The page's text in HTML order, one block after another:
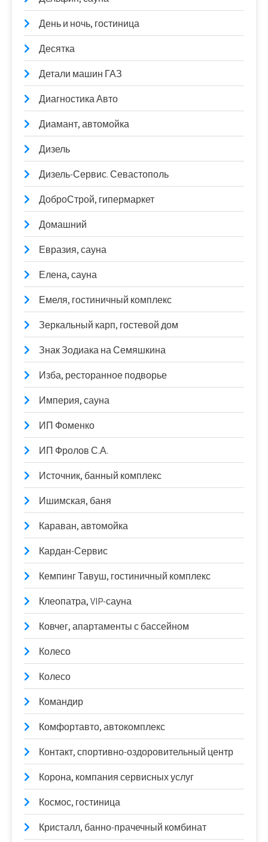
День и ночь, гостиница
Десятка
Детали машин ГАЗ
Диагностика Авто
Диамант, автомойка
Дизель
Дизель-Сервис. Севастополь
ДоброСтрой, гипермаркет
Домашний
Евразия, сауна
Елена, сауна
Емеля, гостиничный комплекс
Зеркальный карп, гостевой дом
Знак Зодиака на Семяшкина
Изба, ресторанное подворье
Империя, сауна
ИП Фоменко
ИП Фролов С.А.
Источник, банный комплекс
Ишимская, баня
Караван, автомойка
Кардан-Сервис
Кемпинг Тавуш, гостиничный комплекс
Клеопатра, VIP-сауна
Ковчег, апартаменты с бассейном
Колесо
Колесо
Командир
Комфортавто, автокомплекс
Контакт, спортивно-оздоровительный центр
Корона, компания сервисных услуг
Космос, гостиница
Кристалл, банно-прачечный комбинат